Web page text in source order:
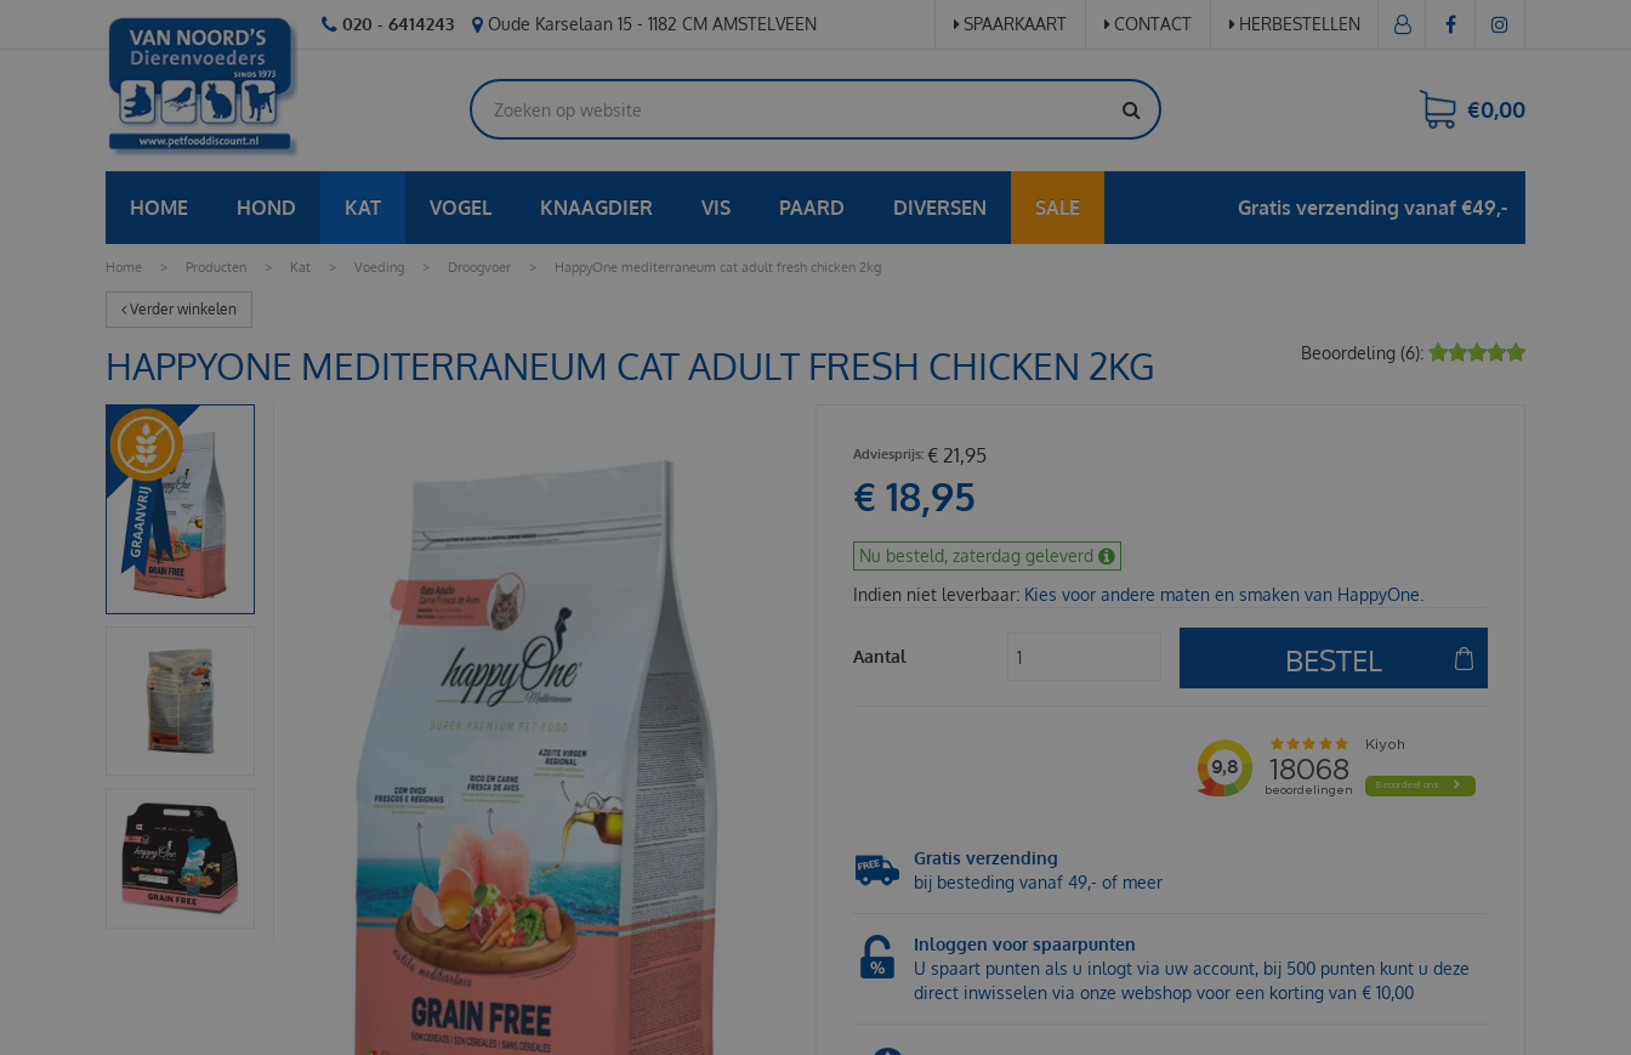
Home > Producten > Kat > Voeding > Droogvoer > HappyOne mediterraneum cat adult fresh chicken 2kg
020 - 6414243 Oude Karselaan 15 - 1182 CM AMSTELVEEN SPAARKAART CONTACT HERBESTELLEN
€0,00
HOME HOND KAT VOGEL KNAAGDIER VIS PAARD DIVERSEN SALE Gratis verzending vanaf €49,-
Verder winkelen
HAPPYONE MEDITERRANEUM CAT ADULT FRESH CHICKEN 2KG
€ 21,95
€ 18,95
Nu besteld, zaterdag geleverd
Indien niet leverbaar: Kies voor andere maten en smaken van HappyOne.
Aantal
Gratis verzending
bij besteding vanaf 49,- of meer
Inloggen voor spaarpunten
U spaart punten als u inlogt via uw account, bij 500 punten kunt u deze
direct inwisselen via onze webshop voor een korting van € 10,00
Beoordeling (6):